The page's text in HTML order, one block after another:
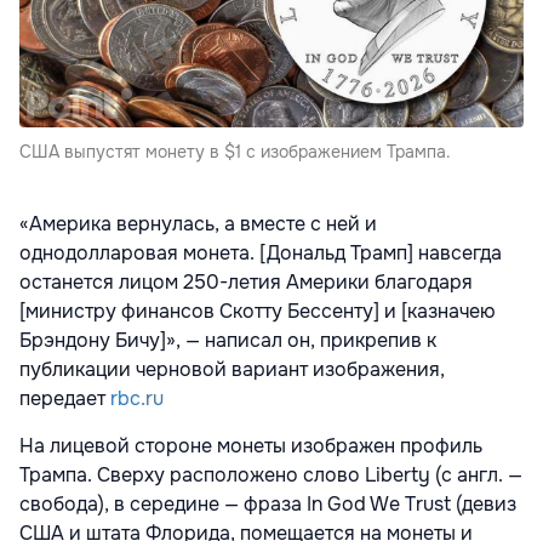
США выпустят монету в $1 с изображением Трампа.
«Америка вернулась, а вместе с ней и
однодолларовая монета. [Дональд Трамп] навсегда
останется лицом 250-летия Америки благодаря
[министру финансов Скотту Бессенту] и [казначею
Брэндону Бичу]», — написал он, прикрепив к
публикации черновой вариант изображения,
передаетrbc.ru
На лицевой стороне монеты изображен профиль
Трампа. Сверху расположено слово Liberty (с англ. —
свобода), в середине — фраза In God We Trust (девиз
США и штата Флорида, помещается на монеты и